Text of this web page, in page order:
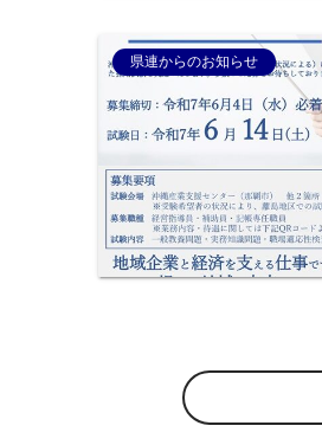
県連からのお知らせ